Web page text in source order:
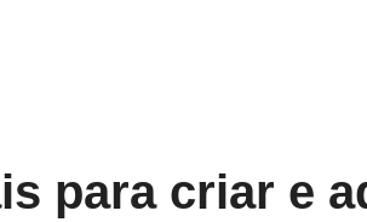
para criar e